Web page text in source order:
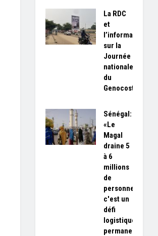
La RDC
et
l’information
sur la
Journée
nationale
du
Genocost
Sénégal:
«Le
Magal
draine 5
à 6
millions
de
personnes,
c'est un
défi
logistique
permanent»